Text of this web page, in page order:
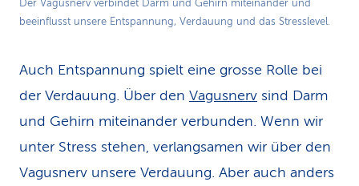
Der Vagusnerv verbindet Darm und Gehirn miteinander und
beeinflusst unsere Entspannung, Verdauung und das Stresslevel.
Auch Entspannung spielt eine grosse Rolle bei
der Verdauung. Über den Vagusnerv sind Darm
und Gehirn miteinander verbunden. Wenn wir
unter Stress stehen, verlangsamen wir über den
Vagusnerv unsere Verdauung. Aber auch anders